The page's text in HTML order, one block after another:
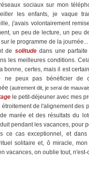
sociaux sur mon
les enfants, je vaque
j'avais volontairement
un peu de lecture, un peu
le programme de la journée...
de solitudedans une
les meilleures conditions.
bonne, certes, mais il est
ne peux pas bénéficier de
(autrement dit, je serai de
le petit-déjeuner avec mes
de l'alignement des
marée et des résultats du
pendant les vacances, pour
ce cas exceptionnel, et
solitaire et, ô miracle,
vacances, on oublie tout, n'est-